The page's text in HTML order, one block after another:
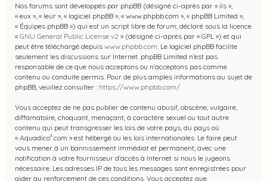
Nos forums sont développés par phpBB (désigné ci-après par « ils »,
« eux », « leur », « logiciel phpBB », « www.phpbb.com », « phpBB Limited »,
« Équipes phpBB ») qui est un script libre de forum, déclaré sous la licence
« GNU General Public License v2 » (désigné ci-après par « GPL ») et qui
peut être téléchargé depuis www.phpbb.com . Le logiciel phpBB facilite
seulement les discussions sur Internet. phpBB Limited n’est pas
responsable de ce que nous acceptons ou n’acceptons pas comme
contenu ou conduite permis. Pour de plus amples informations au sujet de
phpBB, veuillez consulter : https://www.phpbb.com/
Vous acceptez de ne pas publier de contenu abusif, obscène, vulgaire,
diffamatoire, choquant, menaçant, à caractère sexuel ou tout autre
contenu qui peut transgresser les lois de votre pays, du pays où
« Aquadico².com » est hébergé ou les lois internationales. Le faire peut
vous mener à un bannissement immédiat et permanent, avec une
notification à votre fournisseur d’accès à Internet si nous le jugeons
nécessaire. Les adresses IP de tous les messages sont enregistrées pour
aider au renforcement de ces conditions. Vous acceptez que